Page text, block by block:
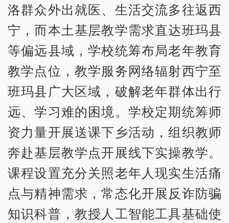
洛群众外出就医、生活交流多往返西
宁，而本土基层教学需求直达班玛县
等偏远县域，学校统筹布局老年教育
教学点位，教学服务网络辐射西宁至
班玛县广大区域，破解老年群体出行
远、学习难的困境。学校定期统筹师
资力量开展送课下乡活动，组织教师
奔赴基层教学点开展线下实操教学。
课程设置充分关照老年人现实生活痛
点与精神需求，常态化开展反诈防骗
知识科普，教授人工智能工具基础使